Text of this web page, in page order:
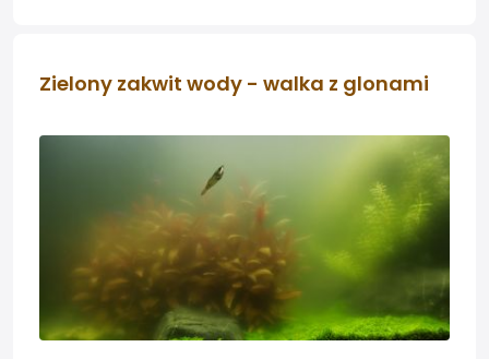
Zielony zakwit wody - walka z glonami